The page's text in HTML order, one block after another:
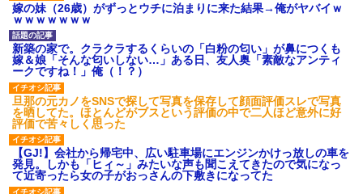
嫁の妹（26歳）がずっとウチに泊まりに来た結果→俺がヤバイｗ
ｗｗｗｗｗｗｗ
新築の家で。クラクラするくらいの「白粉の匂い」が鼻につくも
嫁＆娘「そんな匂いしない…」ある日、友人奥「素敵なアンティ
ークですね！」俺（！？）
旦那の元カノをSNSで探して写真を保存して顔面評価スレで写真
を晒してた。ほとんどがブスという評価の中で二人ほど意外に好
評価で苦々しく思った
【GJ!】会社から帰宅中、広い駐車場にエンジンかけっ放しの車を
発見。しかも「ヒィ～」みたいな声も聞こえてきたので気になっ
て近寄ったら女の子がおっさんの下敷きになってた